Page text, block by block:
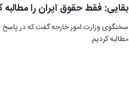
بقایی: فقط حقوق ایران را مطالبه
سخنگوی وزارت امور خارجه گفت که در
مطالبه کردیم.